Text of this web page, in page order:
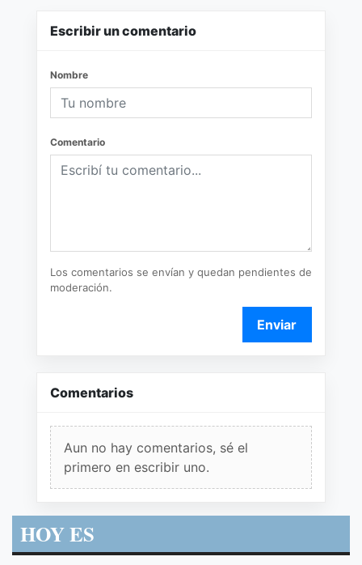
Escribir un comentario
Nombre
Comentario
Los comentarios se envían y quedan pendientes de
moderación.
Enviar
Comentarios
Aun no hay comentarios, sé el
primero en escribir uno.
HOY ES